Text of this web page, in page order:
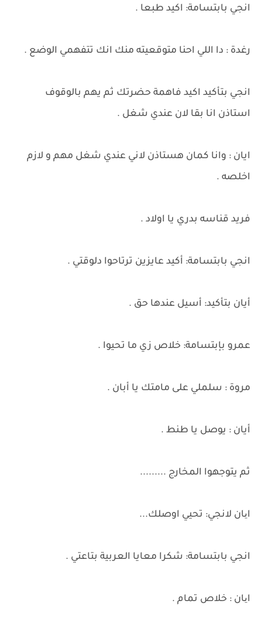
انجي بابتسامة: اكيد طبعا .
رغدة : دا اللي احنا متوقعيته منك انك تتفهمي الوضع .
انجي بتأكيد اكيد فاهمة حضرتك ثم يهم بالوقوف
استاذن انا بقا لان عندي شغل .
ايان : وانا كمان هستاذن لاني عندي شغل مهم و لازم
اخلصه .
فريد قناسه بدري يا اولاد .
انجي بابتسامة: أكيد عايزين ترتاحوا دلوقتي .
أيان بتأكيد: أسيل عندها حق .
عمرو بإبتسامة: خلاص زي ما تحيوا .
مروة : سلملي على مامتك يا أبان .
أيان : يوصل يا طنط .
ثم يتوجهوا المخارج .........
ایان لانجي: تحيي اوصلك...
انجي بابتسامة: شكرا معايا العربية بتاعتي .
ایان : خلاص تمام .